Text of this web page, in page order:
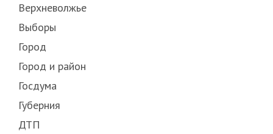
Верхневолжье
Выборы
Город
Город и район
Госдума
Губерния
ДТП